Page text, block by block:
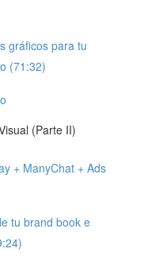
gráficos para tu
(71:32)
(Parte II)
+ ManyChat + Ads
tu brand book e